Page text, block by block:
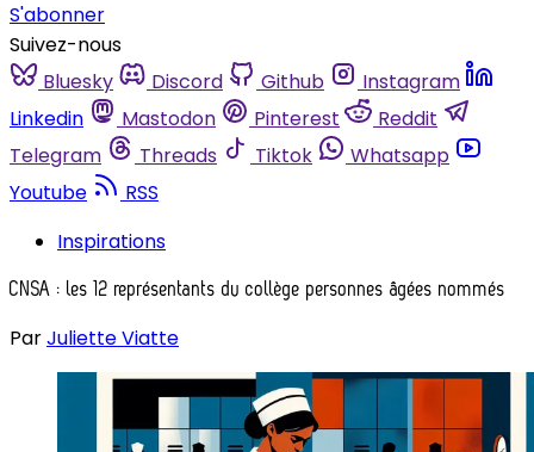
S'abonner
Suivez-nous
Bluesky
Discord Github
Instagram
Linkedin
Mastodon Pinterest
Reddit
Telegram
Threads Tiktok
Whatsapp
Youtube
RSS
Inspirations
CNSA : les 12 représentants du collège personnes âgées nommés
ParJuliette Viatte